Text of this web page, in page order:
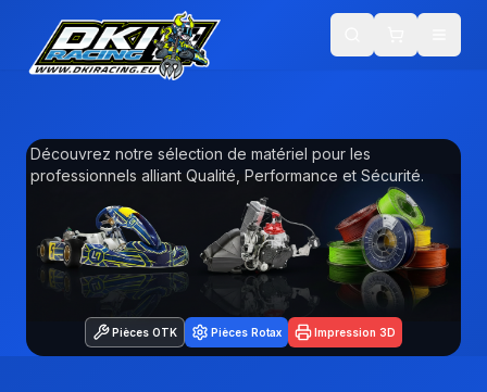
DKI Racing — Pièces karting, impression 3D PETG & équipements
Découvrez notre sélection de matériel pour les
professionnels alliant Qualité, Performance et Sécurité.
Pièces OTK Pièces Rotax Impression 3D